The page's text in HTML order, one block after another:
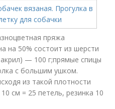
пряжа
на 50% состоит из шерсти
— 100 г;прямые спицы
с большим ушком.
из такой плотности
см = 25 петель, резинка 10